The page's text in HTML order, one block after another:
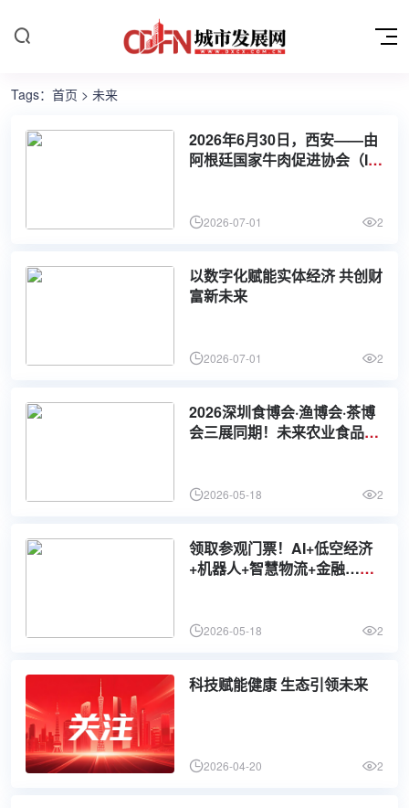
Tags： 首页 > 未来
2026年6月30日，西安——由
阿根廷国家牛肉促进协会（IP
牧歌」阿根廷牛肉美食节于酒
载体，融
2026-07-01 2
以数字化赋能实体经济 共创财
富新未来
2026-07-01 2
2026深圳食博会·渔博会·茶博
会三展同期！未来农业食品50
2026-05-18 2
领取参观门票！AI+低空经济
+机器人+智慧物流+金融…六
2026-05-18 2
科技赋能健康 生态引领未来
2026-04-20 2